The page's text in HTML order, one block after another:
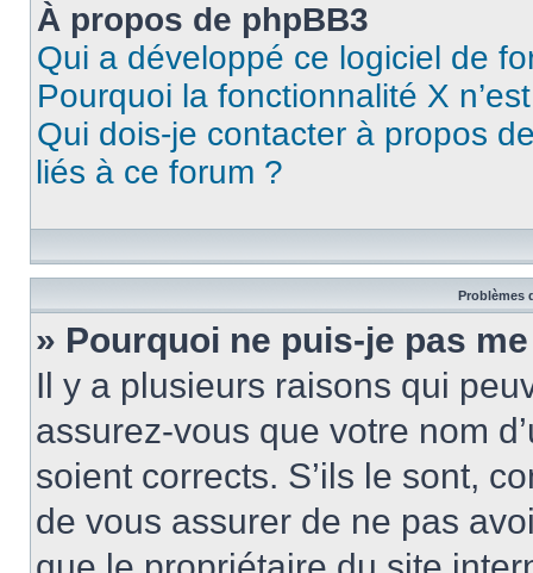
À propos de phpBB3
Qui a développé ce logiciel de
Pourquoi la fonctionnalité X
Qui dois-je contacter à propos
liés à ce forum ?
Problèmes
» Pourquoi ne puis-je pas
Il y a plusieurs raisons qui
assurez-vous que votre nom
soient corrects. S’ils le sont,
de vous assurer de ne pas